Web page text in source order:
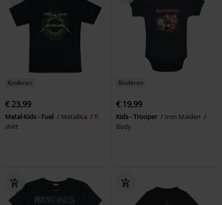
Kinderen
€ 23,99
Metal-Kids - Fuel Metallica
T-
shirt
Kinderen
€ 19,99
Kids - Trooper
Iron Maiden
Body